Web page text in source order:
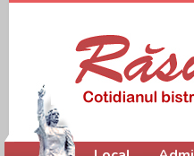
Meniu principal